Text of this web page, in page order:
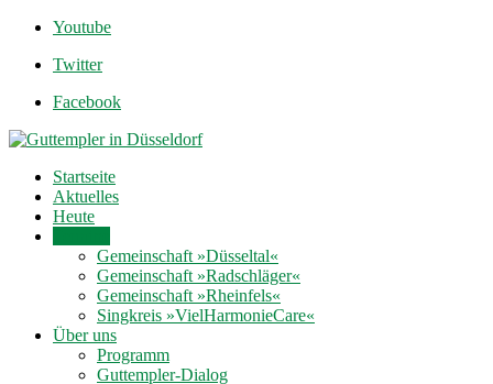
Youtube
Twitter
Facebook
Startseite
Aktuelles
Heute
Gemeinschaft »Düsseltal«
Gemeinschaft »Radschläger«
Gemeinschaft »Rheinfels«
Singkreis »VielHarmonieCare«
Über uns
Programm
Guttempler-Dialog